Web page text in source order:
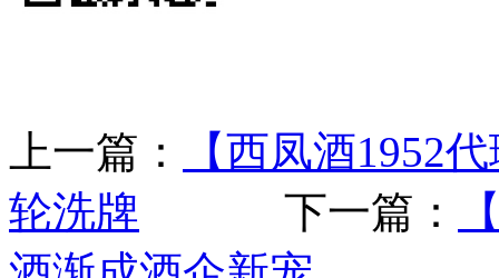
上一篇：
【西凤酒1952
轮洗牌 下一篇：